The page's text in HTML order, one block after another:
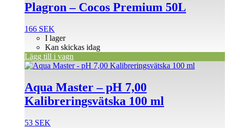
Plagron – Cocos Premium 50L
166 SEK
I lager
Kan skickas idag
Lägg till i vagn
Aqua Master – pH 7,00
Kalibreringsvätska 100 ml
53 SEK